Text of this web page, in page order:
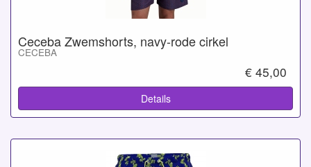
Ceceba Zwemshorts, navy-rode cirkel
CECEBA
€ 45,00
Details